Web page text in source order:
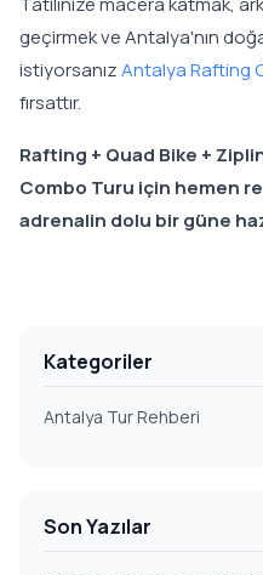
geçirmek ve Antalya'nın
istiyorsanızAntalya Rafting
fırsattır.
Rafting + Quad Bike +
Combo Turu için hemen
adrenalin dolu bir güne
Kategoriler
Antalya Tur Rehberi
Son Yazılar